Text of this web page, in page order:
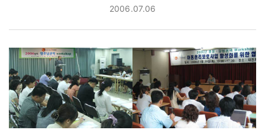
2006.07.06